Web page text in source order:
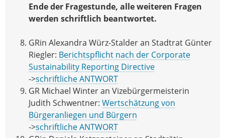
Ende der Fragestunde, alle weiteren Fragen
werden schriftlich beantwortet.
GRin Alexandra Würz-Stalder an Stadtrat Günter
Riegler: Berichtspflicht nach der Corporate
Sustainability Reporting Directive
->schriftliche ANTWORT
GR Michael Winter an Vizebürgermeisterin
Judith Schwentner: Wertschätzung von
Bürgeranliegen und Bürgern
->schriftliche ANTWORT